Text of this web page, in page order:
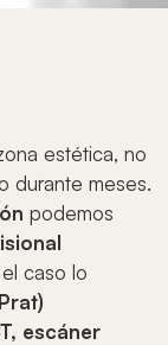
estética, no
durante meses.
podemos
caso lo
escáner